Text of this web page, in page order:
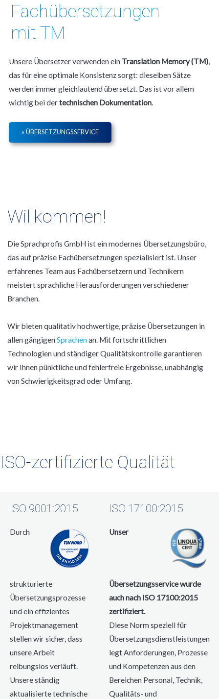
Fachübersetzungen
mit TM
Unsere Übersetzer verwenden ein Translation Memory (TM),
das für eine optimale Konsistenz sorgt: dieselben Sätze
werden immer gleichlautend übersetzt. Das ist vor allem
wichtig bei dertechnischen Dokumentation.
» ÜBERSETZUNGSSERVICE
Willkommen!
Die Sprachprofis GmbH ist ein modernes Übersetzungsbüro,
das auf präzise Fachübersetzungen spezialisiert ist. Unser
erfahrenes Team aus Fachübersetzern und Technikern
meistert sprachliche Herausforderungen verschiedener
Branchen.
Wir bieten qualitativ hochwertige, präzise Übersetzungen in
allen gängigenSprachenan. Mit fortschrittlichen
Technologien und ständiger Qualitätskontrolle garantieren
wir Ihnen pünktliche und fehlerfreie Ergebnisse, unabhängig
von Schwierigkeitsgrad oder Umfang.
ISO-zertifizierte Qualität
ISO 9001:2015
Durch
strukturierte
Übersetzungsprozesse
und ein effizientes
Projektmanagement
stellen wir sicher, dass
unsere Arbeit
reibungslos verläuft.
Unsere ständig
aktualisierte technische
ISO 17100:2015
Unser
Übersetzungsservice wurde
auch nach ISO 17100:2015
zertifiziert.
Diese Norm speziell für
Übersetzungsdienstleistungen
legt Anforderungen, Prozesse
und Kompetenzen aus den
Bereichen Personal, Technik,
Qualitäts- und